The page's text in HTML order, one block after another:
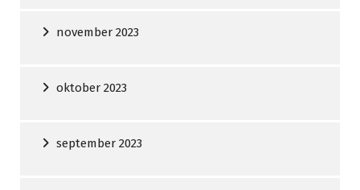
november 2023
oktober 2023
september 2023